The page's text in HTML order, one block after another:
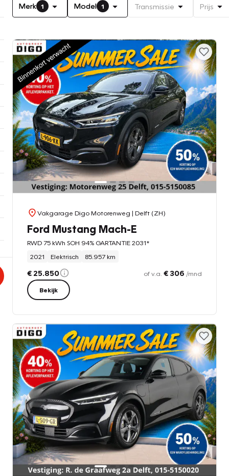
Merk 1 Model 1 Transmissie Prijs
Vakgarage Digo Motorenweg | Delft (ZH)
Ford Mustang Mach-E
RWD 75 kWh SOH 94% GARTANTIE 2031*
2021
Elektrisch 85.957 km
€ 25.850 of v.a. € 306 /mnd
Bekijk